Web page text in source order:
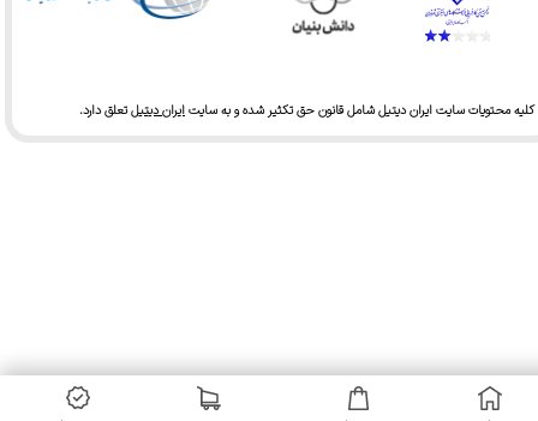
محتویات سایت ایران دیتیل شامل قانون حق تکثیر شده و به سایتایران دیتیلتعلق دارد.​​​​​​​